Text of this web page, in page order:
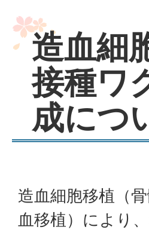
造血細
接種ワ
成につ
造血細胞移植（
血移植）により